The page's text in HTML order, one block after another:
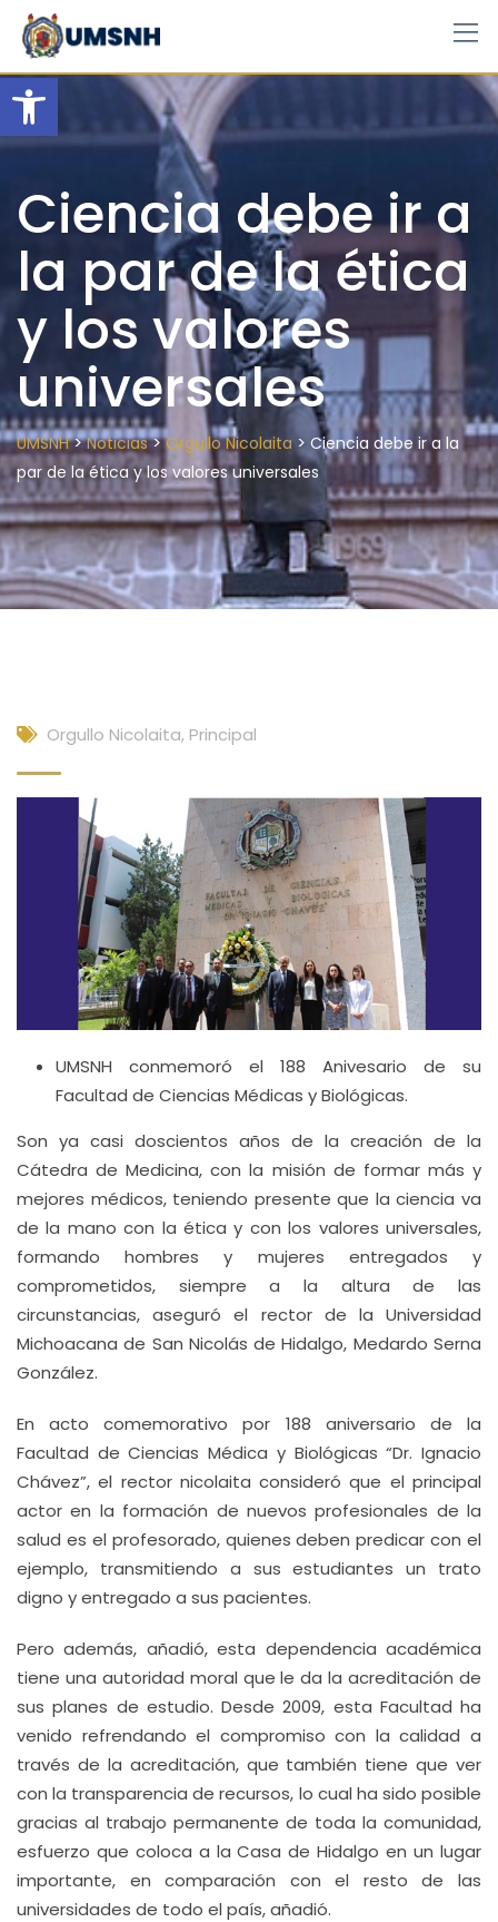
Open toolbar
Skip
content
Ciencia debe ir a
la par de la ética
y los valores
universales
UMSNH>Noticias>Orgullo Nicolaita> Ciencia debe ir a la
par de la ética y los valores universales
Orgullo Nicolaita, Principal
UMSNH conmemoró el 188 Anivesario de su
Facultad de Ciencias Médicas y Biológicas.
Son ya casi doscientos años de la creación de la
Cátedra de Medicina, con la misión de formar más y
mejores médicos, teniendo presente que la ciencia va
de la mano con la ética y con los valores universales,
formando hombres y mujeres entregados y
comprometidos, siempre a la altura de las
circunstancias, aseguró el rector de la Universidad
Michoacana de San Nicolás de Hidalgo, Medardo Serna
González.
En acto comemorativo por 188 aniversario de la
Facultad de Ciencias Médica y Biológicas “Dr. Ignacio
Chávez”, el rector nicolaita consideró que el principal
actor en la formación de nuevos profesionales de la
salud es el profesorado, quienes deben predicar con el
ejemplo, transmitiendo a sus estudiantes un trato
digno y entregado a sus pacientes.
Pero además, añadió, esta dependencia académica
tiene una autoridad moral que le da la acreditación de
sus planes de estudio. Desde 2009, esta Facultad ha
venido refrendando el compromiso con la calidad a
través de la acreditación, que también tiene que ver
con la transparencia de recursos, lo cual ha sido posible
gracias al trabajo permanente de toda la comunidad,
esfuerzo que coloca a la Casa de Hidalgo en un lugar
importante, en comparación con el resto de las
universidades de todo el país, añadió.